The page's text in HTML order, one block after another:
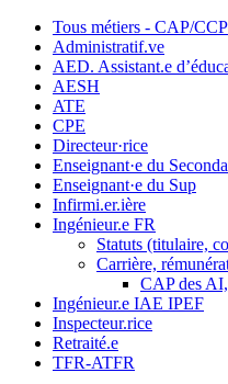
Tous métiers - CAP/CCP
Administratif.ve
AED. Assistant.e
AESH
ATE
CPE
Directeur·rice
Enseignant·e du
Enseignant·e du Sup
Infirmi.er.ière
Ingénieur.e FR
Statuts (titulaire,
Carrière,
CAP des
Ingénieur.e IAE IPEF
Inspecteur.rice
Retraité.e
TFR-ATFR